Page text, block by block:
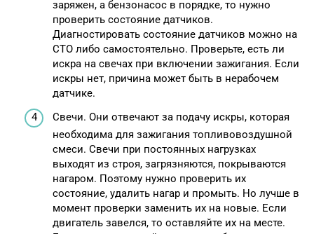
заряжен, а бензонасос в порядке, то нужно
проверить состояние датчиков.
Диагностировать состояние датчиков можно на
СТО либо самостоятельно. Проверьте, есть ли
искра на свечах при включении зажигания. Если
искры нет, причина может быть в нерабочем
датчике.
Свечи. Они отвечают за подачу искры, которая
необходима для зажигания топливовоздушной
смеси. Свечи при постоянных нагрузках
выходят из строя, загрязняются, покрываются
нагаром. Поэтому нужно проверить их
состояние, удалить нагар и промыть. Но лучше в
момент проверки заменить их на новые. Если
двигатель завелся, то оставляйте их на месте.